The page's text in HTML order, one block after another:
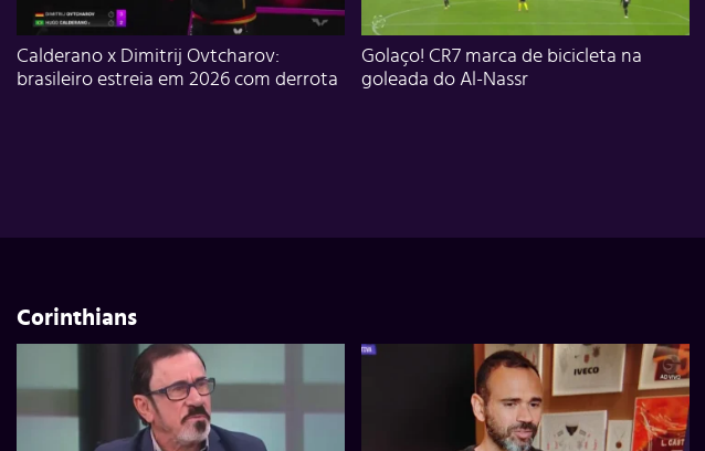
Calderano x Dimitrij Ovtcharov:
brasileiro estreia em 2026 com derrota
Golaço! CR7 marca de bicicleta na
goleada do Al-Nassr
Corinthians